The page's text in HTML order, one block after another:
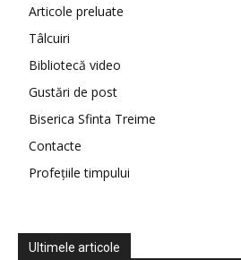
Articole preluate
Tâlcuiri
Bibliotecă video
Gustări de post
Biserica Sfinta Treime
Contacte
Profețiile timpului
Ultimele articole